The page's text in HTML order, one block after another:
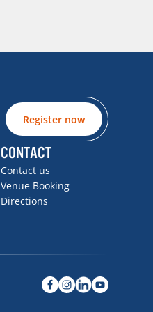
Register now
CONTACT
Contact us
Venue Booking
Directions